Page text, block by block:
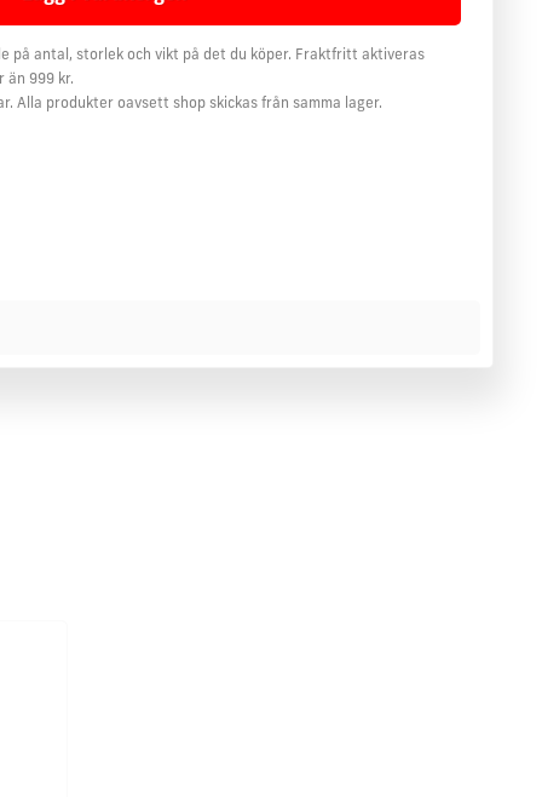
på antal, storlek och vikt på det du köper. Fraktfritt aktiveras
än 999 kr.
Alla produkter oavsett shop skickas från samma lager.